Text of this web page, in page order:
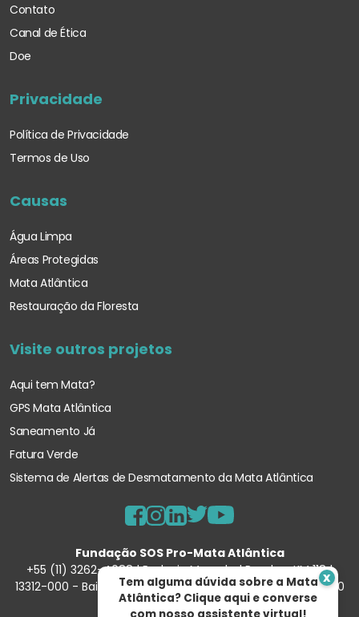
Tem alguma dúvida sobre a Mata
Atlântica? Clique aqui e converse
x
Contato
Canal de Ética
Doe
Privacidade
Política de Privacidade
Termos de Uso
Causas
Água Limpa
Áreas Protegidas
Mata Atlântica
Restauração da Floresta
Visite outros projetos
Aqui tem Mata?
GPS Mata Atlântica
Saneamento Já
Fatura Verde
Sistema de Alertas de Desmatamento da Mata Atlântica
Fundação SOS Pro-Mata Atlântica
+55 (11) 3262-4088 | Rodovia Marechal Rondon, KM 118 |
13312-000 - Bairro Porunduva – Itu/SP | 57.354.540/0001-90